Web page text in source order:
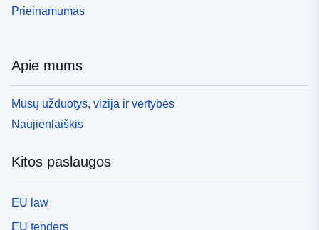
Prieinamumas
Apie mums
Mūsų užduotys, vizija ir vertybės
Naujienlaiškis
Kitos paslaugos
EU law
EU tenders